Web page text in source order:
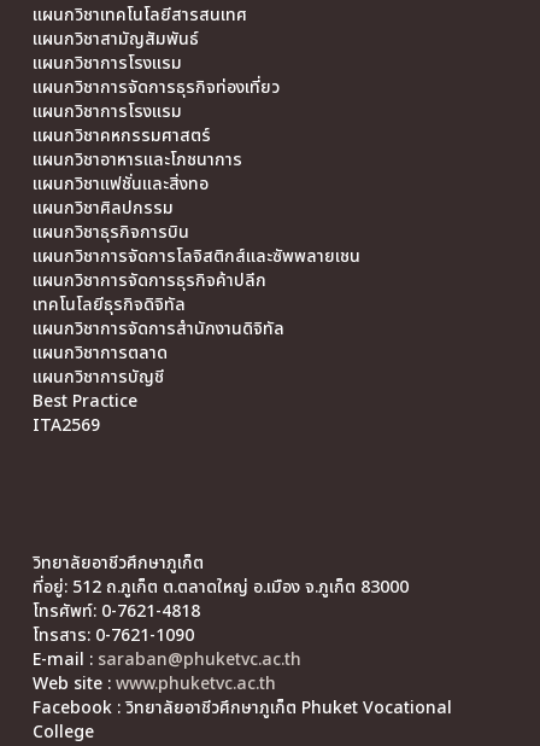
แผนกวิชาเทคโนโลยีสารสนเทศ
แผนกวิชาสามัญสัมพันธ์
แผนกวิชาการโรงแรม
แผนกวิชาการจัดการธุรกิจท่องเที่ยว
แผนกวิชาการโรงแรม
แผนกวิชาคหกรรมศาสตร์
แผนกวิชาอาหารและโภชนาการ
แผนกวิชาแฟชั่นและสิ่งทอ
แผนกวิชาศิลปกรรม
แผนกวิชาธุรกิจการบิน
แผนกวิชาการจัดการโลจิสติกส์และซัพพลายเชน
แผนกวิชาการจัดการธุรกิจค้าปลีก
เทคโนโลยีธุรกิจดิจิทัล
แผนกวิชาการจัดการสำนักงานดิจิทัล
แผนกวิชาการตลาด
แผนกวิชาการบัญชี
Best Practice
ITA2569
วิทยาลัยอาชีวศึกษาภูเก็ต
ที่อยู่: 512 ถ.ภูเก็ต ต.ตลาดใหญ่ อ.เมือง จ.ภูเก็ต 83000
โทรศัพท์: 0-7621-4818
โทรสาร: 0-7621-1090
E-mail : saraban@phuketvc.ac.th
Web site :www.phuketvc.ac.th
Facebook : วิทยาลัยอาชีวศึกษาภูเก็ต Phuket Vocational
College